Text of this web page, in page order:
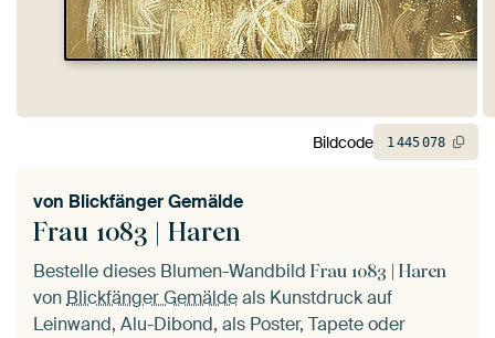
Frau 1083 | Haren
von Blickfänger Gemälde
Bestelle dieses Blumen-Wandbild Frau 1083 | Haren
vonBlickfänger Gemäldeals Kunstdruck auf
Leinwand, Alu-Dibond, als Poster, Tapete oder
Bildcode 1445078